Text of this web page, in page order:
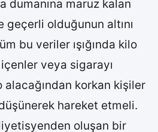
dumanına maruz kalan
olduğunun altını
bu veriler ışığında kilo
veya sigarayı
alacağından korkan kişiler
hareket etmeli.
oluşan bir